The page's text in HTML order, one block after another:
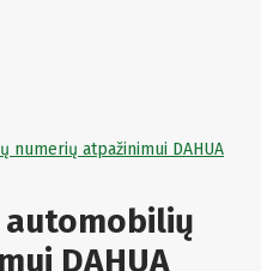
numerių atpažinimui DAHUA
automobilių
DAHUA